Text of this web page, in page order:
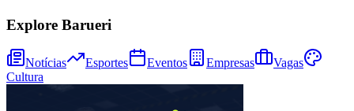
Explore Barueri
Notícias Esportes Eventos Empresas
Vagas
Cultura